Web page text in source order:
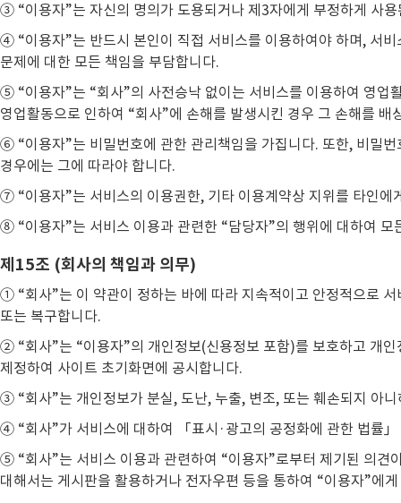
③ “이용자”는 자신의 명의가 도용되거나 제3자에게 부정하게 사
④ “이용자”는 반드시 본인이 직접 서비스를 이용하여야 하며, 서
문제에 대한 모든 책임을 부담합니다.
⑤ “이용자”는 “회사”의 사전승낙 없이는 서비스를 이용하여 영업
영업활동으로 인하여 “회사”에 손해를 발생시킨 경우 그 손해를 배
⑥ “이용자”는 비밀번호에 관한 관리책임을 가집니다. 또한, 비밀
경우에는 그에 따라야 합니다.
⑦ “이용자”는 서비스의 이용권한, 기타 이용계약상 지위를 타인
⑧ “이용자”는 서비스 이용과 관련한 “담당자”의 행위에 대하여 모
제15조 (회사의 책임과 의무)
① “회사”는 이 약관이 정하는 바에 따라 지속적이고 안정적으로
또는 복구합니다.
② “회사”는 “이용자”의 개인정보(신용정보 포함)를 보호하고 개
제정하여 사이트 초기화면에 공시합니다.
③ “회사”는 개인정보가 분실, 도난, 누출, 변조, 또는 훼손되지 아
④ “회사”가 서비스에 대하여 「표시·광고의 공정화에 관한 법률
⑤ “회사”는 서비스 이용과 관련하여 “이용자”로부터 제기된 의견
대해서는 게시판을 활용하거나 전자우편 등을 통하여 “이용자”에